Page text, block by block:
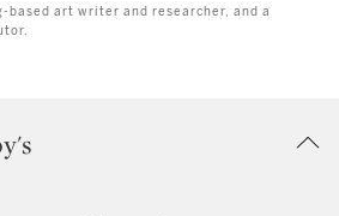
based art writer and researcher, and a